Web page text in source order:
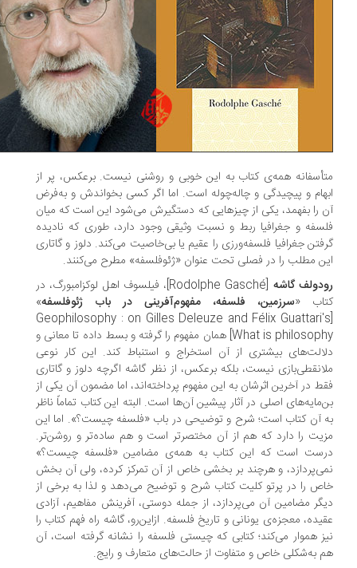
همه‌ی کتاب به این خوبی و روشنی نیست. برعکس، پر از
و پیچیدگی و چاله‌چوله است. اما اگر کسی بخواندش و به‌فرض
را بفهمد، یکی از چیزهایی که دستگیرش می‌شود این است که میان
و جغرافیا ربط و نسبت وثیقی وجود دارد، طوری که نادیده
جغرافیا فلسفه‌ورزی را عقیم یا بی‌خاصیت می‌کند. دلوز و گاتاری
مطلب را در فصلی تحت عنوان «ژئوفلسفه» مطرح می‌کنند.
گاشه
[Rodolphe Gasché]، فیلسوف اهل لوکزامبورگ، در
«سرزمین، فلسفه، مفهوم‌آفرینی در باب ژئوفلسفه»
[Geophilosophy : on Gilles Deleuze and Félix
What is philosophy] همان مفهوم را گرفته و بسط داده تا معانی و
بیشتری از آن استخراج و استنباط کند. این کار نوعی
نیست، بلکه برعکس، از نظر گاشه اگرچه دلوز و گاتاری
در آخرین اثرشان به این مفهوم پرداخته‌اند، اما مضمون آن یکی از
اصلی در آثار پیشین آن‌ها است. البته این کتاب تماماً ناظر
آن کتاب است؛ شرح و توضیحی در باب «فلسفه چیست؟». اما این
را دارد که هم از آن مختصرتر است و هم ساده‌تر و روشن‌تر.
است که این کتاب به همه‌ی مضامین «فلسفه چیست؟»
و هرچند بر بخشی خاص از آن تمرکز کرده، ولی آن بخش
را در پرتو کلیت کتاب شرح و توضیح می‌دهد و لذا به برخی از
مضامین آن می‌پردازد، از جمله دوستی، آفرینش مفاهیم، آزادی
معجزه‌ی یونانی و تاریخ فلسفه. ازاین‌رو، گاشه راه فهم کتاب را
هموار می‌کند؛ کتابی که چیستی فلسفه را نشانه گرفته است، آن
به‌شکلی خاص و متفاوت از حالت‌های متعارف و رایج.